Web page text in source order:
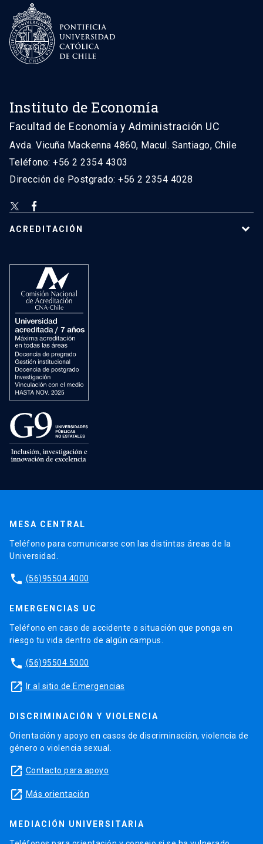
Instituto de Economía
Facultad de Economía y Administración UC
Avda. Vicuña Mackenna 4860, Macul. Santiago, Chile
Teléfono: +56 2 2354 4303
Dirección de Postgrado: +56 2 2354 4028
ACREDITACIÓN
MESA CENTRAL
Teléfono para comunicarse con las distintas áreas de la
Universidad.
phone (56)95504 4000
EMERGENCIAS UC
Teléfono en caso de accidente o situación que ponga en
riesgo tu vida dentro de algún campus.
phone (56)95504 5000
launch Ir al sitio de Emergencias
DISCRIMINACIÓN Y VIOLENCIA
Orientación y apoyo en casos de discriminación, violencia de
género o violencia sexual.
launch Contacto para apoyo
launch Más orientación
MEDIACIÓN UNIVERSITARIA